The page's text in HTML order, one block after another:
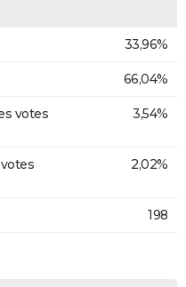
33,96%
66,04%
votes
3,54%
2,02%
198